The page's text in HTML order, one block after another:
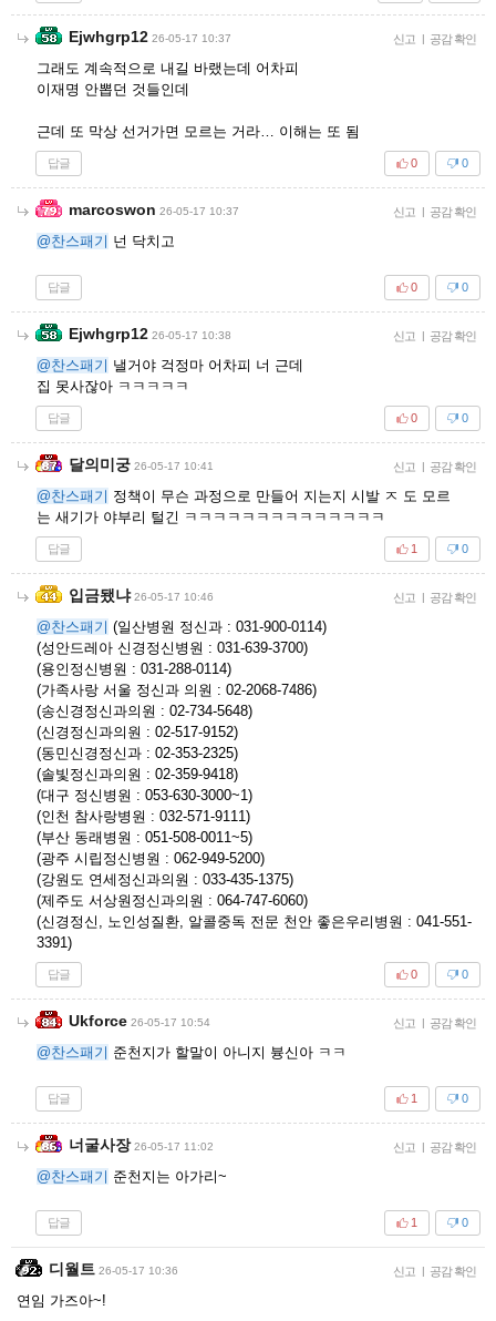
Ejwhgrp12 26-05-17 10:37 신고 | 공감 확인
그래도 계속적으로 내길 바랬는데 어차피
이재명 안뽑던 것들인데
근데 또 막상 선거가면 모르는 거라… 이해는 또 됨
답글 0
0
marcoswon 26-05-17 10:37 신고 | 공감 확인
@찬스패기 넌 닥치고
답글 0
0
Ejwhgrp12 26-05-17 10:38 신고 | 공감 확인
@찬스패기 낼거야 걱정마 어차피 너 근데
집 못사잖아 ㅋㅋㅋㅋㅋ
답글 0
0
달의미궁 26-05-17 10:41 신고 | 공감 확인
@찬스패기 정책이 무슨 과정으로 만들어 지는지 시발 ㅈ 도 모르
는 새기가 야부리 털긴 ㅋㅋㅋㅋㅋㅋㅋㅋㅋㅋㅋㅋㅋㅋ
답글 0
1
입금됐냐 26-05-17 10:46 신고 | 공감 확인
@찬스패기 (일산병원 정신과 : 031-900-0114)
(성안드레아 신경정신병원 : 031-639-3700)
(용인정신병원 : 031-288-0114)
(가족사랑 서울 정신과 의원 : 02-2068-7486)
(송신경정신과의원 : 02-734-5648)
(신경정신과의원 : 02-517-9152)
(동민신경정신과 : 02-353-2325)
(솔빛정신과의원 : 02-359-9418)
(대구 정신병원 : 053-630-3000~1)
(인천 참사랑병원 : 032-571-9111)
(부산 동래병원 : 051-508-0011~5)
(광주 시립정신병원 : 062-949-5200)
(강원도 연세정신과의원 : 033-435-1375)
(제주도 서상원정신과의원 : 064-747-6060)
(신경정신, 노인성질환, 알콜중독 전문 천안 좋은우리병원 : 041-551-
3391)
답글 0
0
Ukforce 26-05-17 10:54 신고 | 공감 확인
@찬스패기 준천지가 할말이 아니지 븅신아 ㅋㅋ
답글 0
1
너굴사장 26-05-17 11:02 신고 | 공감 확인
@찬스패기 준천지는 아가리~
답글 0
1
디월트 26-05-17 10:36 신고 | 공감 확인
연임 가즈아~!